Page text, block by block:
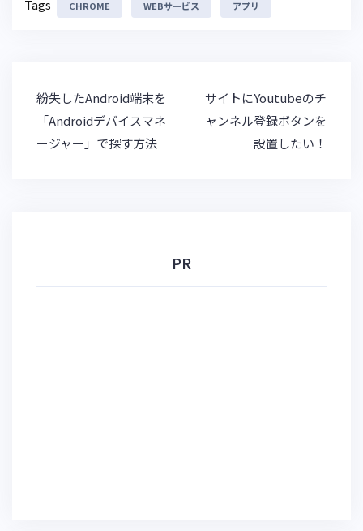
e e
y
e c
Tags CHROME WEBサービス アプリ
投
稿
ナ
ビ
紛失したAndroid端末を
「Androidデバイスマネ
ージャー」で探す方法
サイトにYoutubeのチ
ャンネル登録ボタンを
設置したい！
PR